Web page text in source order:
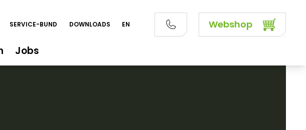
SERVICE-BUND DOWNLOADS EN Webshop
Jobs